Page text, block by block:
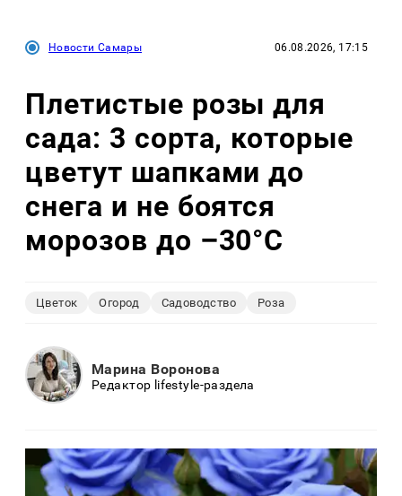
Новости Самары 06.08.2026, 17:15
Плетистые розы для
сада: 3 сорта, которые
цветут шапками до
снега и не боятся
морозов до –30°C
Цветок Огород Садоводство Роза
Марина Воронова
Редактор lifestyle-раздела